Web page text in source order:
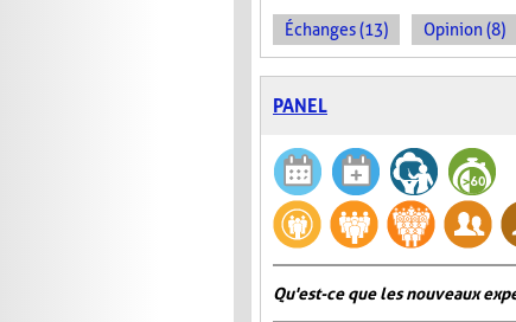
Échanges (13) Opinion (8)
PANEL
Qu'est-ce que les nouveaux